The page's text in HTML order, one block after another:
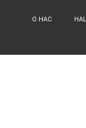
О НАС